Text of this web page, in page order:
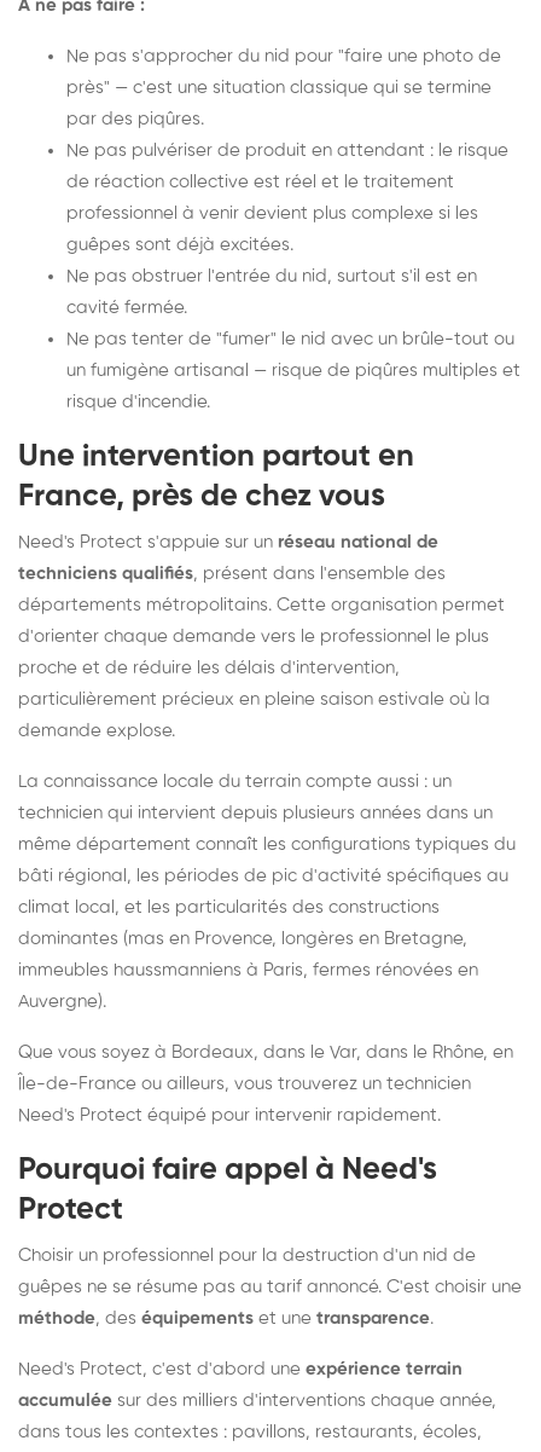
À ne pas faire :
Ne pas s'approcher du nid pour "faire une photo de
près" — c'est une situation classique qui se termine
par des piqûres.
Ne pas pulvériser de produit en attendant : le risque
de réaction collective est réel et le traitement
professionnel à venir devient plus complexe si les
guêpes sont déjà excitées.
Ne pas obstruer l'entrée du nid, surtout s'il est en
cavité fermée.
Ne pas tenter de "fumer" le nid avec un brûle-tout ou
un fumigène artisanal — risque de piqûres multiples et
risque d'incendie.
Une intervention partout en
France, près de chez vous
Need's Protect s'appuie sur un réseau national de
techniciens qualifiés, présent dans l'ensemble des
départements métropolitains. Cette organisation permet
d'orienter chaque demande vers le professionnel le plus
proche et de réduire les délais d'intervention,
particulièrement précieux en pleine saison estivale où la
demande explose.
La connaissance locale du terrain compte aussi : un
technicien qui intervient depuis plusieurs années dans un
même département connaît les configurations typiques du
bâti régional, les périodes de pic d'activité spécifiques au
climat local, et les particularités des constructions
dominantes (mas en Provence, longères en Bretagne,
immeubles haussmanniens à Paris, fermes rénovées en
Auvergne).
Que vous soyez à Bordeaux, dans le Var, dans le Rhône, en
Île-de-France ou ailleurs, vous trouverez un technicien
Need's Protect équipé pour intervenir rapidement.
Pourquoi faire appel à Need's
Protect
Choisir un professionnel pour la destruction d'un nid de
guêpes ne se résume pas au tarif annoncé. C'est choisir une
méthode, des équipements et une transparence.
Need's Protect, c'est d'abord une expérience terrain
accumulée sur des milliers d'interventions chaque année,
dans tous les contextes : pavillons, restaurants, écoles,